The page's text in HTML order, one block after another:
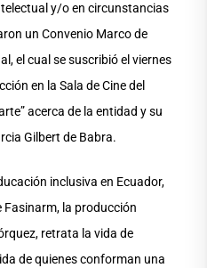
y/o en circunstancias
un Convenio Marco de
el cual se suscribió el viernes
en la Sala de Cine del
acerca de la entidad y su
Gilbert de Babra.
inclusiva en Ecuador,
la producción
retrata la vida de
de quienes conforman una